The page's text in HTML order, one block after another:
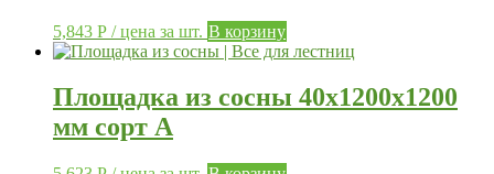
5,843 Р / цена за шт. В корзину
Площадка из сосны 40х1200х1200
мм сорт А